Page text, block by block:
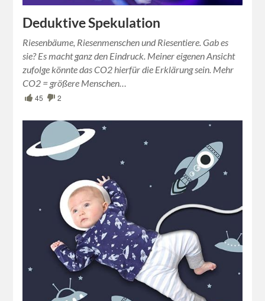
Deduktive Spekulation
Riesenbäume, Riesenmenschen und Riesentiere. Gab es
sie? Es macht ganz den Eindruck. Meiner eigenen Ansicht
zufolge könnte das CO2 hierfür die Erklärung sein. Mehr
CO2 = größere Menschen…
45 2